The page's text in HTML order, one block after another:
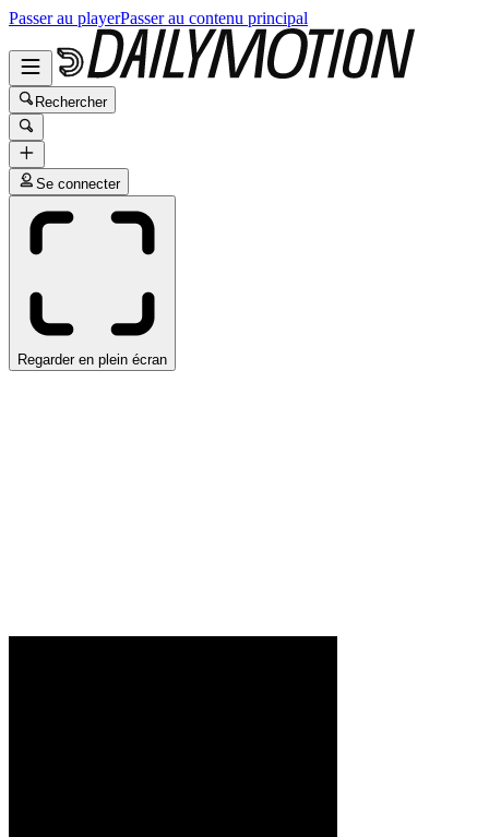
Passer au playerPasser au contenu principal
Rechercher
Se connecter
Regarder en plein écran